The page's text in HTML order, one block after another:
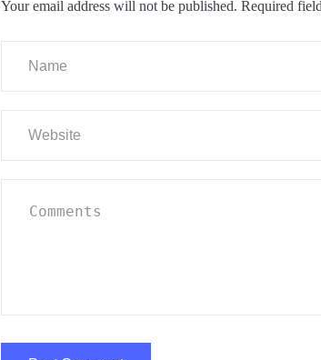
Your email address will not be published. Required